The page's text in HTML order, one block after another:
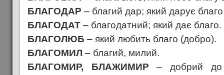
БЛАГОДАР – благий дар; який дарує
БЛАГОДАТ – благодатний; який дає благо.
БЛАГОЛЮБ – який любить благо (добро).
БЛАГОМИЛ – благий, милий.
БЛАГОМИР, БЛАЖИМИР – добрий до